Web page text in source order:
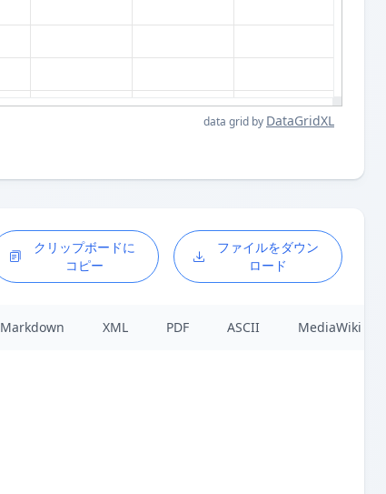
data grid by DataGridXL
クリップボードに
コピー
ファイルをダウン
ロード
Markdown XML PDF ASCII MediaWiki